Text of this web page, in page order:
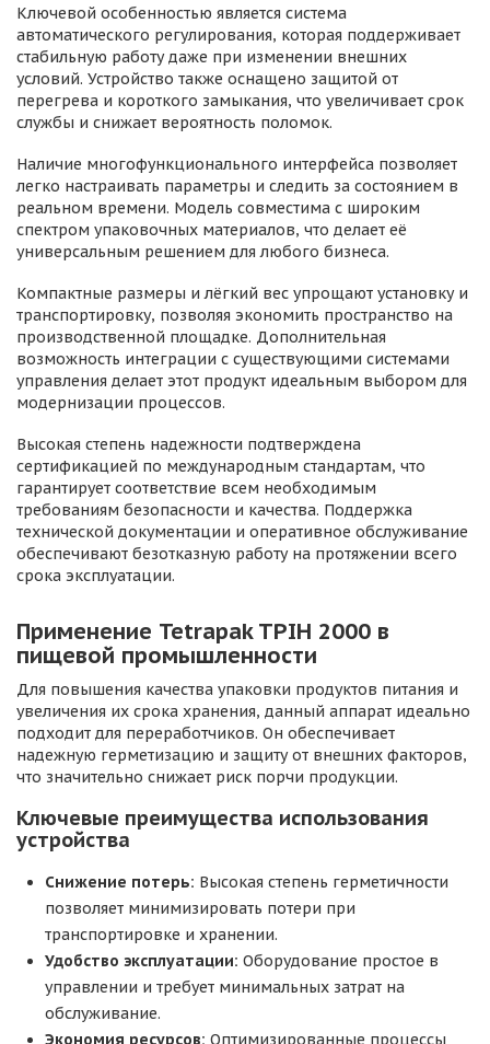
Ключевой особенностью является система
автоматического регулирования, которая поддерживает
стабильную работу даже при изменении внешних
условий. Устройство также оснащено защитой от
перегрева и короткого замыкания, что увеличивает срок
службы и снижает вероятность поломок.
Наличие многофункционального интерфейса позволяет
легко настраивать параметры и следить за состоянием в
реальном времени. Модель совместима с широким
спектром упаковочных материалов, что делает её
универсальным решением для любого бизнеса.
Компактные размеры и лёгкий вес упрощают установку и
транспортировку, позволяя экономить пространство на
производственной площадке. Дополнительная
возможность интеграции с существующими системами
управления делает этот продукт идеальным выбором для
модернизации процессов.
Высокая степень надежности подтверждена
сертификацией по международным стандартам, что
гарантирует соответствие всем необходимым
требованиям безопасности и качества. Поддержка
технической документации и оперативное обслуживание
обеспечивают безотказную работу на протяжении всего
срока эксплуатации.
Применение Tetrapak TPIH 2000 в
пищевой промышленности
Для повышения качества упаковки продуктов питания и
увеличения их срока хранения, данный аппарат идеально
подходит для переработчиков. Он обеспечивает
надежную герметизацию и защиту от внешних факторов,
что значительно снижает риск порчи продукции.
Ключевые преимущества использования
устройства
Снижение потерь: Высокая степень герметичности
позволяет минимизировать потери при
транспортировке и хранении.
Удобство эксплуатации: Оборудование простое в
управлении и требует минимальных затрат на
обслуживание.